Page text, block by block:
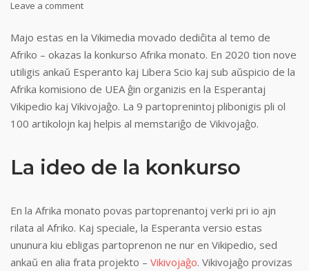
Leave a comment
Majo estas en la Vikimedia movado dediĉita al temo de
Afriko – okazas la konkurso Afrika monato. En 2020 tion nove
utiligis ankaŭ Esperanto kaj Libera Scio kaj sub aŭspicio de la
Afrika komisiono de UEA ĝin organizis en la Esperantaj
Vikipedio kaj Vikivojaĝo. La 9 partoprenintoj plibonigis pli ol
100 artikolojn kaj helpis al memstariĝo de Vikivojaĝo.
La ideo de la konkurso
En la Afrika monato povas partoprenantoj verki pri io ajn
rilata al Afriko. Kaj speciale, la Esperanta versio estas
ununura kiu ebligas partoprenon ne nur en Vikipedio, sed
ankaŭ en alia frata projekto – Vikivojaĝo. Vikivojaĝo provizas